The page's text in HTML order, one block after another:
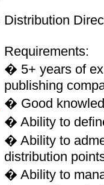
Distribution
Requirements:
� 5+ years of
publishing
� Good
� Ability to
� Ability to
distribution
� Ability to